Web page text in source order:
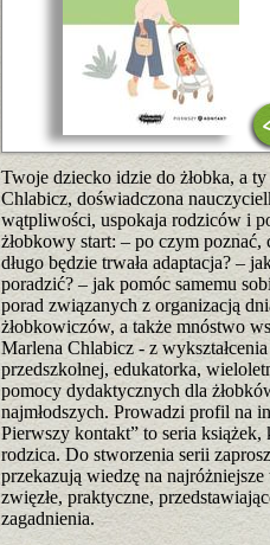
Twoje dziecko idzie do żłobka, a
Chlabicz, doświadczona
wątpliwości, uspokaja rodziców i
żłobkowy start: – po czym
długo będzie trwała adaptacja? –
poradzić? – jak pomóc samemu
porad związanych z organizacją
żłobkowiczów, a także mnóstwo
Marlena Chlabicz - z
przedszkolnej, edukatorka,
pomocy dydaktycznych dla
najmłodszych. Prowadzi profil na
Pierwszy kontakt” to seria książek,
rodzica. Do stworzenia serii
przekazują wiedzę na
zwięzłe, praktyczne,
zagadnienia.